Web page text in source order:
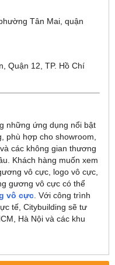
Tân Mai, quận
Quận 12, TP. Hồ Chí
những ứng dụng nổi bật
phù hợp cho showroom,
các không gian thương
Khách hàng muốn xem
vô cực, logo vô cực,
gương vô cực có thể
vô cực . Với công trình
tế, Citybuilding sẽ tư
Hà Nội và các khu